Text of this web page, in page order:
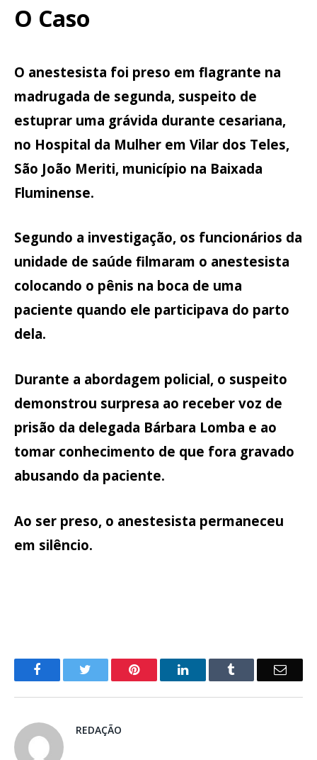
O Caso
O anestesista foi preso em flagrante na
madrugada de segunda, suspeito de
estuprar uma grávida durante cesariana,
no Hospital da Mulher em Vilar dos Teles,
São João Meriti, município na Baixada
Fluminense.
Segundo a investigação, os funcionários da
unidade de saúde filmaram o anestesista
colocando o pênis na boca de uma
paciente quando ele participava do parto
dela.
Durante a abordagem policial, o suspeito
demonstrou surpresa ao receber voz de
prisão da delegada Bárbara Lomba e ao
tomar conhecimento de que fora gravado
abusando da paciente.
Ao ser preso, o anestesista permaneceu
em silêncio.
o
Pinterest LinkedIn
E-
REDAÇÃO